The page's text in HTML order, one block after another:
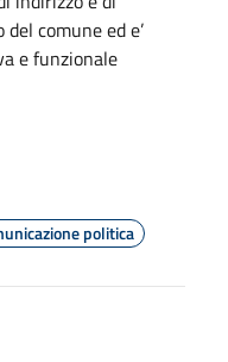
comune ed e’
e funzionale
politica